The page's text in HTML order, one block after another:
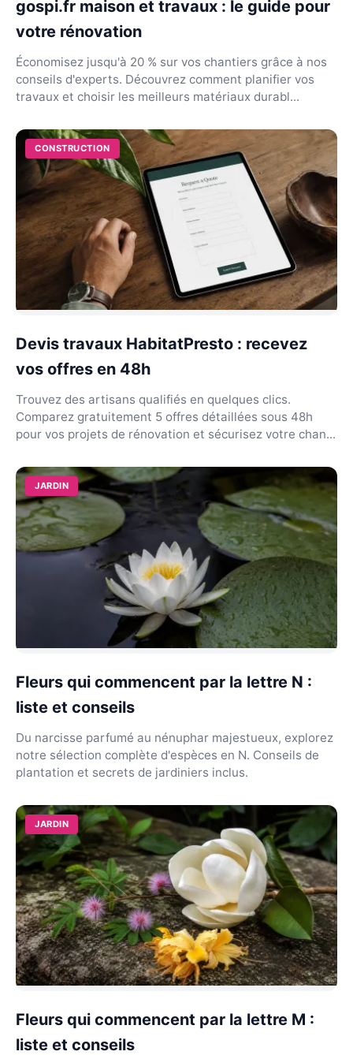
gospi.fr maison et travaux : le guide pour
votre rénovation
Économisez jusqu'à 20 % sur vos chantiers grâce à nos
conseils d'experts. Découvrez comment planifier vos
travaux et choisir les meilleurs matériaux durabl...
CONSTRUCTION
Devis travaux HabitatPresto : recevez
vos offres en 48h
Trouvez des artisans qualifiés en quelques clics.
Comparez gratuitement 5 offres détaillées sous 48h
pour vos projets de rénovation et sécurisez votre chan...
JARDIN
Fleurs qui commencent par la lettre N :
liste et conseils
Du narcisse parfumé au nénuphar majestueux, explorez
notre sélection complète d'espèces en N. Conseils de
plantation et secrets de jardiniers inclus.
JARDIN
Fleurs qui commencent par la lettre M :
liste et conseils